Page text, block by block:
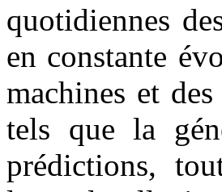
quotidiennes
en constante
machines et
tels que la
prédictions,